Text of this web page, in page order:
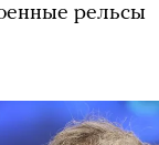
рельсы